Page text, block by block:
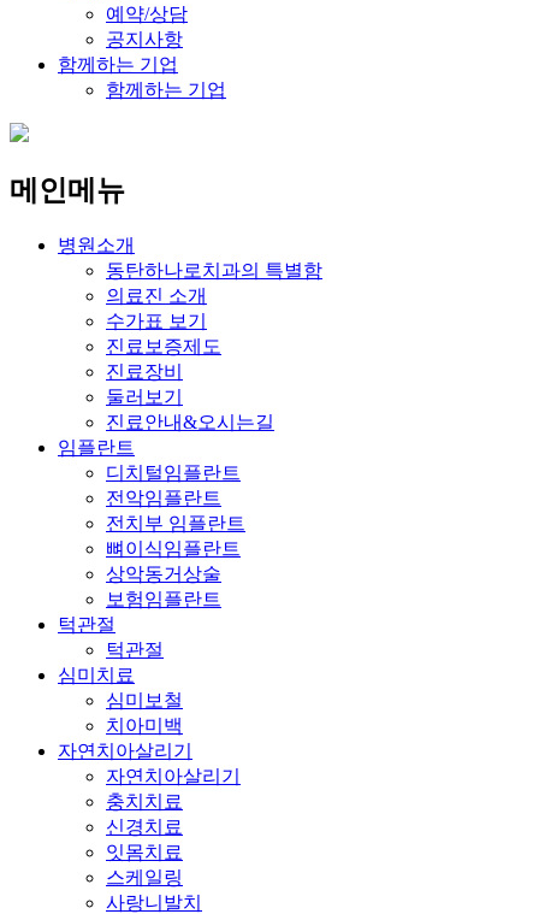
예약/상담
공지사항
함께하는 기업
함께하는 기업
메인메뉴
병원소개
동탄하나로치과의 특별함
의료진 소개
수가표 보기
진료보증제도
진료장비
둘러보기
진료안내&오시는길
임플란트
디치털임플란트
전악임플란트
전치부 임플란트
뼈이식임플란트
상악동거상술
보험임플란트
턱관절
턱관절
심미치료
심미보철
치아미백
자연치아살리기
자연치아살리기
충치치료
신경치료
잇몸치료
스케일링
사랑니발치